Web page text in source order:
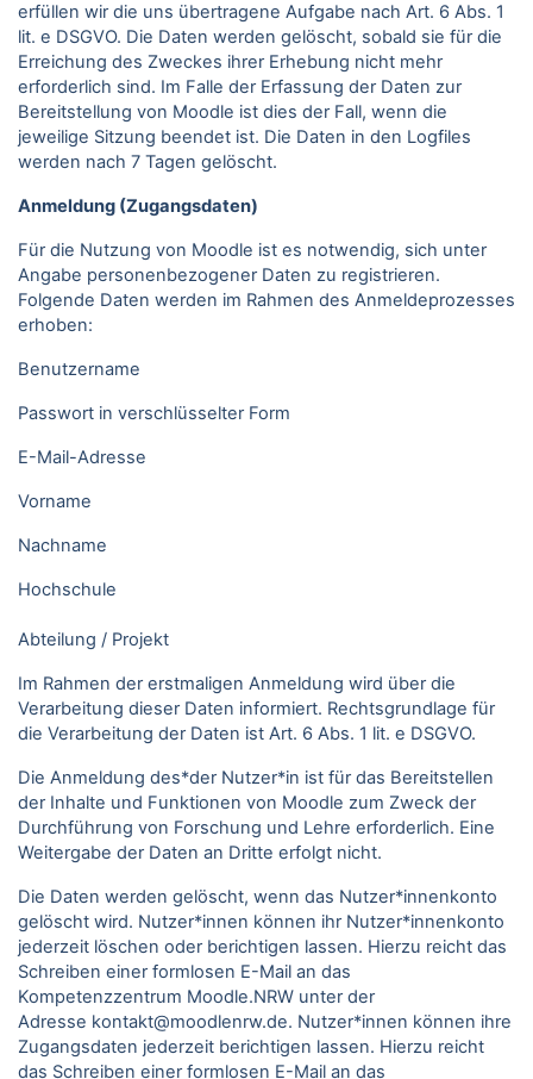
erfüllen wir die uns übertragene Aufgabe nach Art. 6 Abs. 1
lit. e DSGVO. Die Daten werden gelöscht, sobald sie für die
Erreichung des Zweckes ihrer Erhebung nicht mehr
erforderlich sind. Im Falle der Erfassung der Daten zur
Bereitstellung von Moodle ist dies der Fall, wenn die
jeweilige Sitzung beendet ist. Die Daten in den Logfiles
werden nach 7 Tagen gelöscht.
Anmeldung (Zugangsdaten)
Für die Nutzung von Moodle ist es notwendig, sich unter
Angabe personenbezogener Daten zu registrieren.
Folgende Daten werden im Rahmen des Anmeldeprozesses
erhoben:
Benutzername
Passwort in verschlüsselter Form
E-Mail-Adresse
Vorname
Nachname
Hochschule
Abteilung / Projekt
Im Rahmen der erstmaligen Anmeldung wird über die
Verarbeitung dieser Daten informiert. Rechtsgrundlage für
die Verarbeitung der Daten ist Art. 6 Abs. 1 lit. e DSGVO.
Die Anmeldung des*der Nutzer*in ist für das Bereitstellen
der Inhalte und Funktionen von Moodle zum Zweck der
Durchführung von Forschung und Lehre erforderlich. Eine
Weitergabe der Daten an Dritte erfolgt nicht.
Die Daten werden gelöscht, wenn das Nutzer*innenkonto
gelöscht wird. Nutzer*innen können ihr Nutzer*innenkonto
jederzeit löschen oder berichtigen lassen. Hierzu reicht das
Schreiben einer formlosen E-Mail an das
Kompetenzzentrum Moodle.NRW unter der
Adresse kontakt@moodlenrw.de. Nutzer*innen können ihre
Zugangsdaten jederzeit berichtigen lassen. Hierzu reicht
das Schreiben einer formlosen E-Mail an das